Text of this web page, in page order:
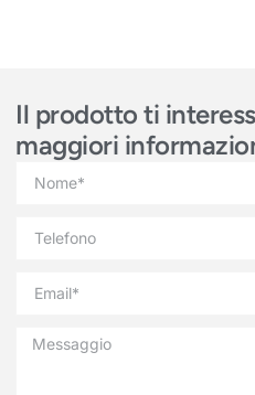
Il prodotto ti
maggiori